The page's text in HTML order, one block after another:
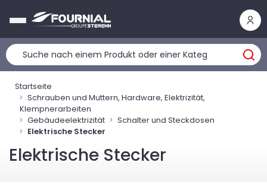
Startseite
Schrauben und Muttern, Hardware, Elektrizität,
Klempnerarbeiten
Gebäudeelektrizität
Schalter und Steckdosen
Elektrische Stecker
Elektrische Stecker